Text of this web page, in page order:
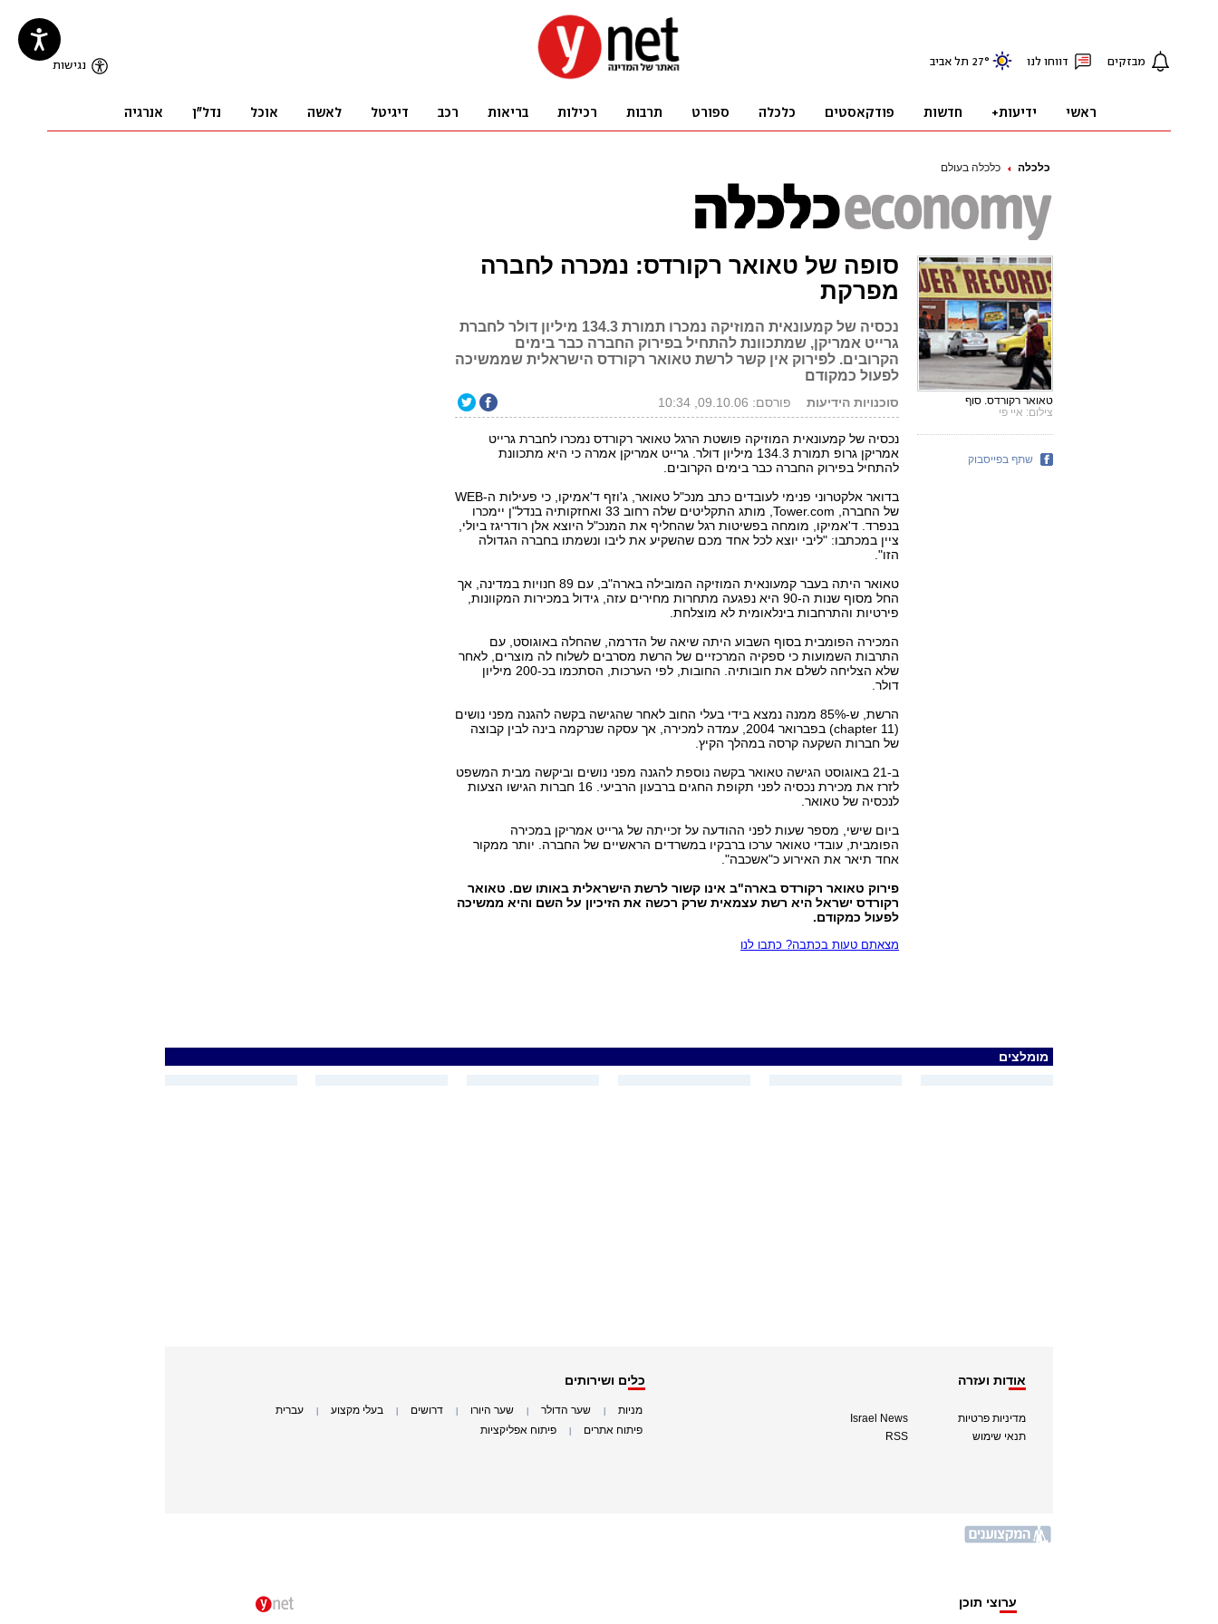
כלכלה כלכלה בעולם
סופה של טאואר רקורדס: נמכרה לחברה
מפרקת
נכסיה של קמעונאית המוזיקה נמכרו תמורת 134.3 מיליון דולר לחברת
גרייט אמריקן, שמתכוונת להתחיל בפירוק החברה כבר בימים
הקרובים. לפירוק אין קשר לרשת טאואר רקורדס הישראלית שממשיכה
לפעול כמקודם
סוכנויות הידיעות פורסם: 09.10.06, 10:34
נכסיה של קמעונאית המוזיקה פושטת הרגל טאואר רקורדס נמכרו לחברת גרייט
אמריקן גרופ תמורת 134.3 מיליון דולר. גרייט אמריקן אמרה כי היא מתכוונת
להתחיל בפירוק החברה כבר בימים הקרובים.
בדואר אלקטרוני פנימי לעובדים כתב מנכ"ל טאואר, ג'וזף ד'אמיקו, כי פעילות ה-WEB
של החברה, Tower.com, מותג התקליטים שלה רחוב 33 ואחזקותיה בנדל"ן יימכרו
בנפרד. ד'אמיקו, מומחה בפשיטות רגל שהחליף את המנכ"ל היוצא אלן רודריגז ביולי,
ציין במכתבו: "ליבי יוצא לכל אחד מכם שהשקיע את ליבו ונשמתו בחברה הגדולה
הזו".
טאואר היתה בעבר קמעונאית המוזיקה המובילה בארה"ב, עם 89 חנויות במדינה, אך
החל מסוף שנות ה-90 היא נפגעה מתחרות מחירים עזה, גידול במכירות המקוונות,
פירטיות והתרחבות בינלאומית לא מוצלחת.
המכירה הפומבית בסוף השבוע היתה שיאה של הדרמה, שהחלה באוגוסט, עם
התרבות השמועות כי ספקיה המרכזיים של הרשת מסרבים לשלוח לה מוצרים, לאחר
שלא הצליחה לשלם את חובותיה. החובות, לפי הערכות, הסתכמו בכ-200 מיליון
דולר.
הרשת, ש-85% ממנה נמצא בידי בעלי החוב לאחר שהגישה בקשה להגנה מפני נושים
(chapter 11) בפברואר 2004, עמדה למכירה, אך עסקה שנרקמה בינה לבין קבוצה
של חברות השקעה קרסה במהלך הקיץ.
ב-21 באוגוסט הגישה טאואר בקשה נוספת להגנה מפני נושים וביקשה מבית המשפט
לזרז את מכירת נכסיה לפני תקופת החגים ברבעון הרביעי. 16 חברות הגישו הצעות
לנכסיה של טאואר.
ביום שישי, מספר שעות לפני ההודעה על זכייתה של גרייט אמריקן במכירה
הפומבית, עובדי טאואר ערכו ברבקיו במשרדים הראשיים של החברה. יותר ממקור
אחד תיאר את האירוע כ"אשכבה".
פירוק טאואר רקורדס בארה"ב אינו קשור לרשת הישראלית באותו שם. טאואר
רקורדס ישראל היא רשת עצמאית שרק רכשה את הזיכיון על השם והיא ממשיכה
לפעול כמקודם.
מצאתם טעות בכתבה? כתבו לנו
טאואר רקורדס. סוף
צילום: איי פי
שתף בפייסבוק
מומלצים
אודות ועזרה
מדיניות פרטיות
תנאי שימוש
Israel News
RSS
כלים ושירותים
מניות שער הדולר שער היורו דרושים בעלי מקצוע עברית
פיתוח אתרים פיתוח אפליקציות
ערוצי תוכן